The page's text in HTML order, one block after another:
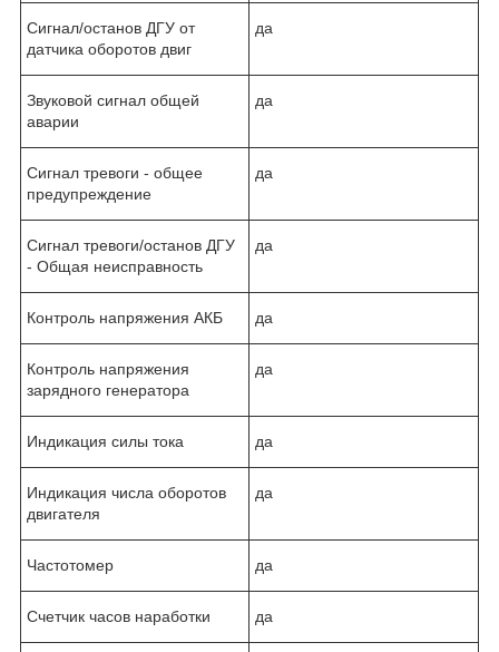
Сигнал/останов ДГУ от
датчика оборотов двиг
да
Звуковой сигнал общей
аварии
да
Сигнал тревоги - общее
предупреждение
да
Сигнал тревоги/останов ДГУ
- Общая неисправность
да
Контроль напряжения АКБ да
Контроль напряжения
зарядного генератора
да
Индикация силы тока да
Индикация числа оборотов
двигателя
да
Частотомер да
Счетчик часов наработки да